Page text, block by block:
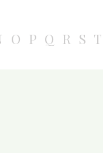
O P Q R S T